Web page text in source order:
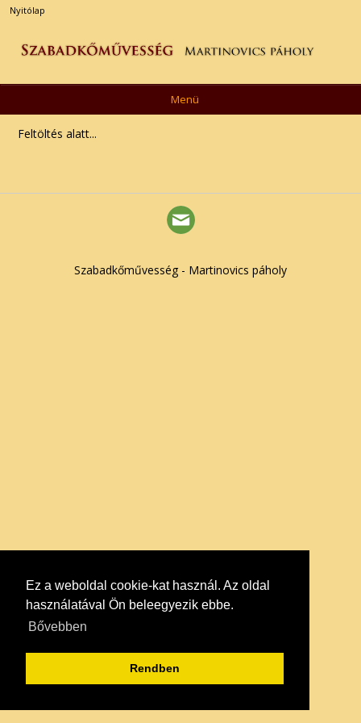
Ez a weboldal cookie-kat használ. Az oldal
használatával Ön beleegyezik ebbe.
Bővebben
Rendben
Nyitólap
Menü
Feltöltés alatt...
Szabadkőművesség - Martinovics páholy